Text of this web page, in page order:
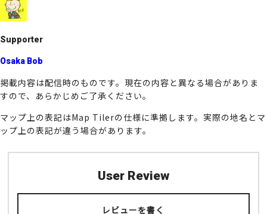
k
Supporter
Osaka Bob
掲載内容は配信時のものです。現在の内容と異なる場合がありま
すので、あらかじめご了承ください。
マップ上の表記はMap Tilerの仕様に準拠します。実際の地名とマ
ップ上の表記が違う場合があります。
User Review
レビューを書く